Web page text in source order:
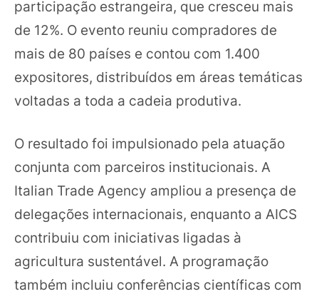
participação estrangeira, que cresceu mais
de 12%. O evento reuniu compradores de
mais de 80 países e contou com 1.400
expositores, distribuídos em áreas temáticas
voltadas a toda a cadeia produtiva.
O resultado foi impulsionado pela atuação
conjunta com parceiros institucionais. A
Italian Trade Agency ampliou a presença de
delegações internacionais, enquanto a AICS
contribuiu com iniciativas ligadas à
agricultura sustentável. A programação
também incluiu conferências científicas com